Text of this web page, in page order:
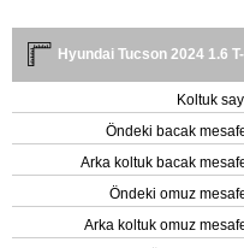
Hyundai Tucson 2024 1.6
Koltuk
Öndeki bacak
Arka koltuk bacak
Öndeki omuz
Arka koltuk omuz